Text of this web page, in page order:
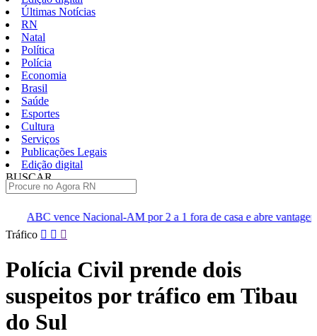
Últimas Notícias
RN
Natal
Política
Polícia
Economia
Brasil
Saúde
Esportes
Cultura
Serviços
Publicações Legais
Edição digital
BUSCAR
AM por 2 a 1 fora de casa e abre vantagem nas quartas
Pular
conteúdo
Tráfico
Polícia Civil prende dois
suspeitos por tráfico em Tibau
do Sul